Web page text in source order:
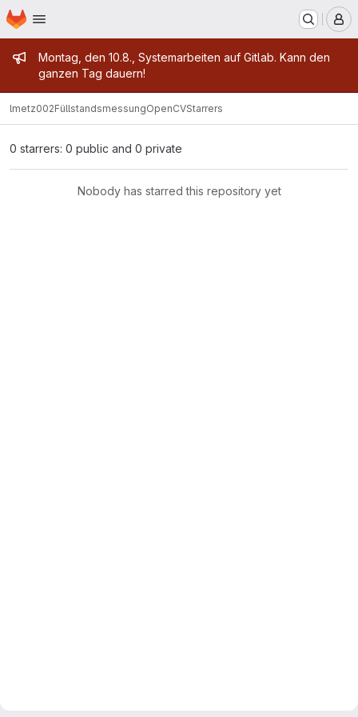
Skip to main content
Homepage
Admin message
Montag, den 10.8., Systemarbeiten auf Gitlab. Kann den
ganzen Tag dauern!
lmetz002FüllstandsmessungOpenCVStarrers
0 starrers: 0 public and 0 private
Nobody has starred this repository yet